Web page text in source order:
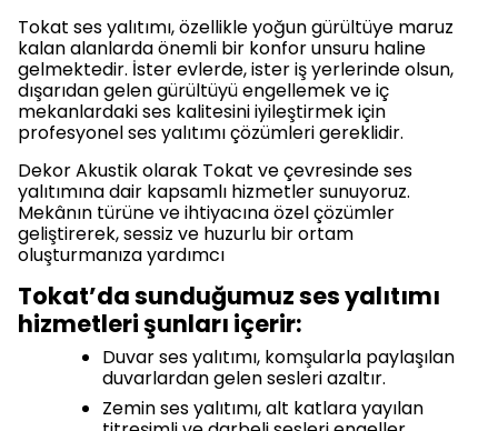
Tokat ses yalıtımı, özellikle yoğun gürültüye maruz
kalan alanlarda önemli bir konfor unsuru haline
gelmektedir. İster evlerde, ister iş yerlerinde olsun,
dışarıdan gelen gürültüyü engellemek ve iç
mekanlardaki ses kalitesini iyileştirmek için
profesyonel ses yalıtımı çözümleri gereklidir.
Dekor Akustik olarak Tokat ve çevresinde ses
yalıtımına dair kapsamlı hizmetler sunuyoruz.
Mekânın türüne ve ihtiyacına özel çözümler
geliştirerek, sessiz ve huzurlu bir ortam
oluşturmanıza yardımcı
Tokat’da sunduğumuz ses yalıtımı
hizmetleri şunları içerir:
Duvar ses yalıtımı, komşularla paylaşılan
duvarlardan gelen sesleri azaltır.
Zemin ses yalıtımı, alt katlara yayılan